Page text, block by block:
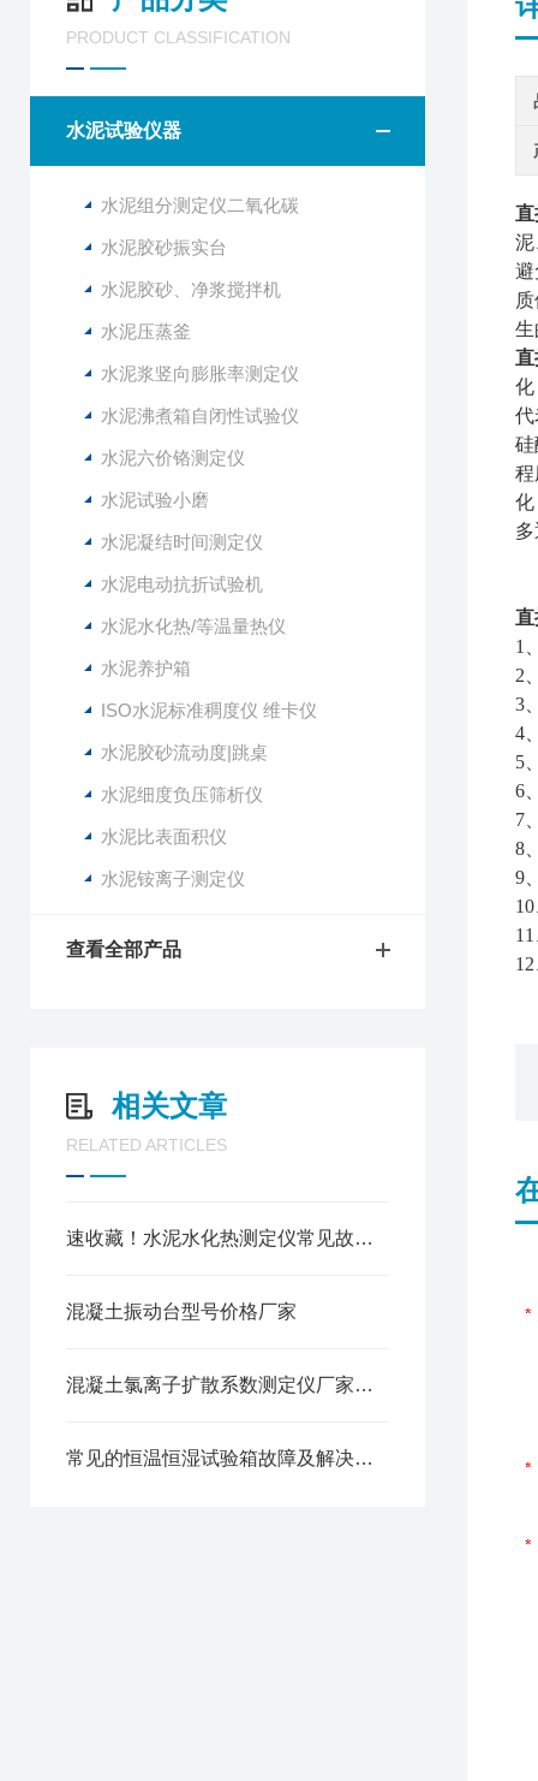
PRODUCT CLASSIFICATION
水泥试验仪器
水泥组分测定仪二氧化碳
水泥胶砂振实台
水泥胶砂、净浆搅拌机
水泥压蒸釜
水泥浆竖向膨胀率测定仪
水泥沸煮箱自闭性试验仪
水泥六价铬测定仪
水泥试验小磨
水泥凝结时间测定仪
水泥电动抗折试验机
水泥水化热/等温量热仪
水泥养护箱
ISO水泥标准稠度仪 维卡仪
水泥胶砂流动度|跳桌
水泥细度负压筛析仪
水泥比表面积仪
水泥铵离子测定仪
查看全部产品
相关文章
RELATED ARTICLES
速收藏！水泥水化热测定仪常见故障的解决方法分享
混凝土振动台型号价格厂家
混凝土氯离子扩散系数测定仪厂家使用说明
常见的恒温恒湿试验箱故障及解决方法
生
化
代
硅
直
1
2
3
4
5
6
7
8
9